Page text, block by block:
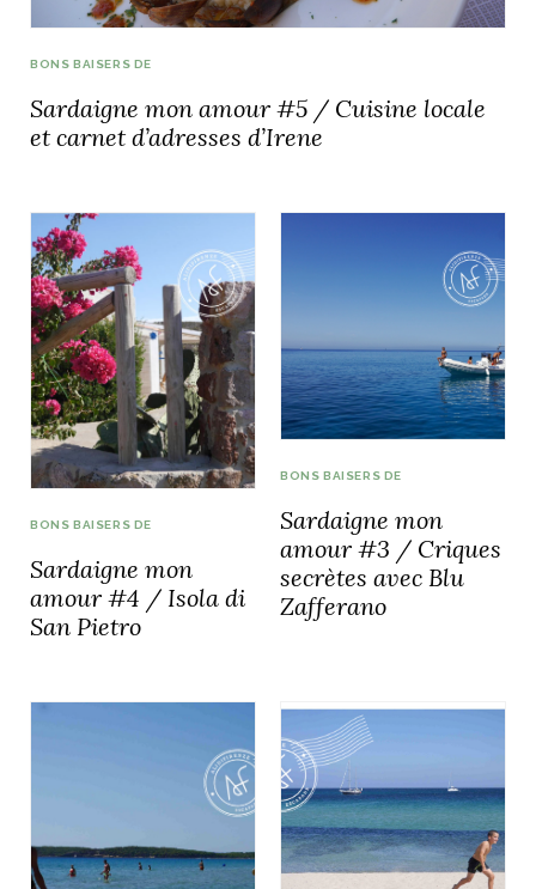
BONS BAISERS DE
Sardaigne mon amour #5 / Cuisine locale
et carnet d’adresses d’Irene
BONS BAISERS DE
Sardaigne mon
amour #4 / Isola di
San Pietro
BONS BAISERS DE
Sardaigne mon
amour #3 / Criques
secrètes avec Blu
Zafferano